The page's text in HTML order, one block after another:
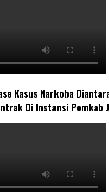
Kasus Narkoba
Di Instansi Pemkab